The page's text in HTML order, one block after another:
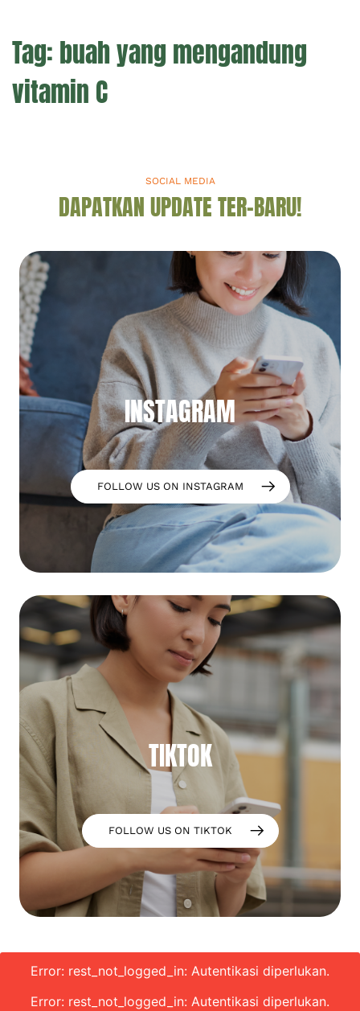
Tag: buah yang mengandung
vitamin C
SOCIAL MEDIA
DAPATKAN UPDATE TER-BARU!
INSTAGRAM
FOLLOW US ON INSTAGRAM
TIKTOK
FOLLOW US ON TIKTOK
Error: rest_not_logged_in: Autentikasi diperlukan.
Error: rest_not_logged_in: Autentikasi diperlukan.